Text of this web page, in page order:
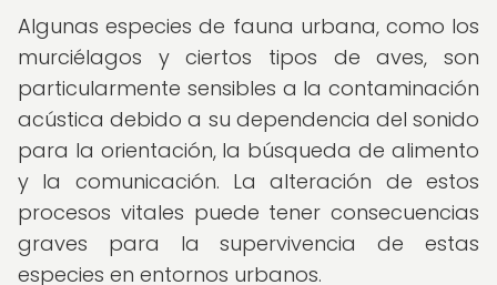
Algunas especies de fauna urbana, como los
murciélagos y ciertos tipos de aves, son
particularmente sensibles a la contaminación
acústica debido a su dependencia del sonido
para la orientación, la búsqueda de alimento
y la comunicación. La alteración de estos
procesos vitales puede tener consecuencias
graves para la supervivencia de estas
especies en entornos urbanos.